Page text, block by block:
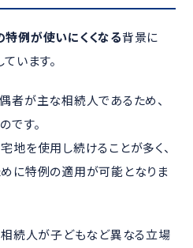
例が使いにくくなる背景に
います。
者が主な相続人であるため、
です。
地を使用し続けることが多く、
に特例の適用が可能となりま
相続人が子どもなど異なる立場